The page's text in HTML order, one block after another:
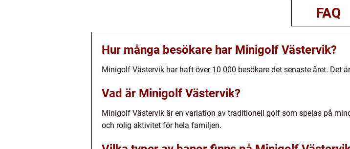
FAQ
Hur många besökare har Minigolf Västervik?
Minigolf Västervik har haft över 10 000 besökare det senaste året. Det
Vad är Minigolf Västervik?
Minigolf Västervik är en variation av traditionell golf som spelas på
och rolig aktivitet för hela familjen.